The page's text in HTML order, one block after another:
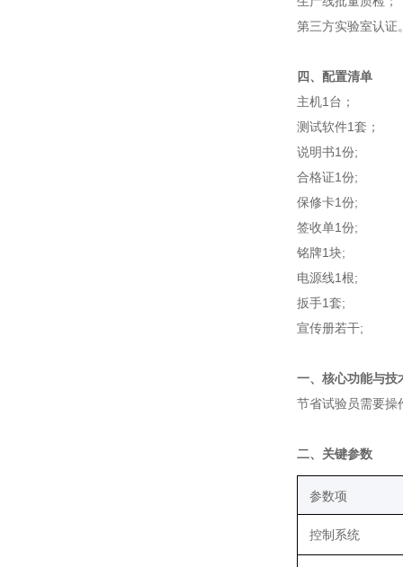
第三方实验室认证
四、配置清单
主机1台；
测试软件1套；
说明书1份;
合格证1份;
保修卡1份;
签收单1份;
铭牌1块;
电源线1根;
扳手1套;
宣传册若干;
一、核心功能与技
节省试验员需要操
‌二、关键参数
‌参数项‌
控制系统